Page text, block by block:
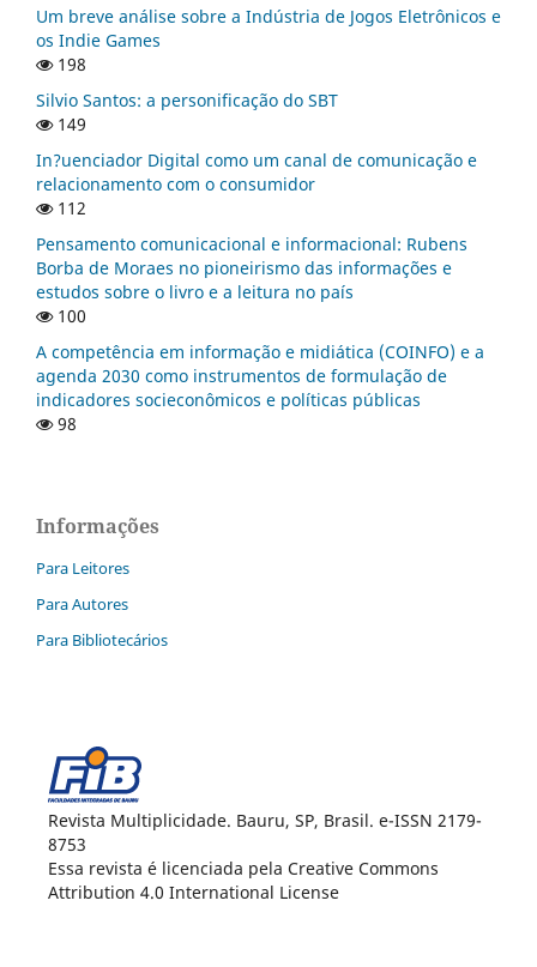
Um breve análise sobre a Indústria de Jogos Eletrônicos e
os Indie Games
198
Silvio Santos: a personificação do SBT
149
In?uenciador Digital como um canal de comunicação e
relacionamento com o consumidor
112
Pensamento comunicacional e informacional: Rubens
Borba de Moraes no pioneirismo das informações e
estudos sobre o livro e a leitura no país
100
A competência em informação e midiática (COINFO) e a
agenda 2030 como instrumentos de formulação de
indicadores socieconômicos e políticas públicas
98
Informações
Para Leitores
Para Autores
Para Bibliotecários
Revista Multiplicidade. Bauru, SP, Brasil. e-ISSN 2179-
8753
Essa revista é licenciada pela Creative Commons
Attribution 4.0 International License